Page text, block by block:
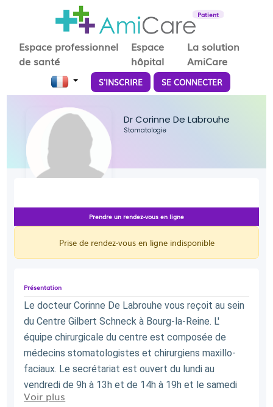
Patient
Espace professionnel
de santé
Espace
hôpital
La solution
AmiCare
S'INSCRIRE SE CONNECTER
Dr Corinne De Labrouhe
Stomatologie
Présentation
Le docteur Corinne De Labrouhe vous reçoit au sein
du Centre Gilbert Schneck à Bourg-la-Reine. L'
équipe chirurgicale du centre est composée de
médecins stomatologistes et chirurgiens maxillo-
faciaux. Le secrétariat est ouvert du lundi au
vendredi de 9h à 13h et de 14h à 19h et le samedi
de 9h à 12h.
Voir plus
Prendre un rendez-vous en ligne
Prise de rendez-vous en ligne indisponible